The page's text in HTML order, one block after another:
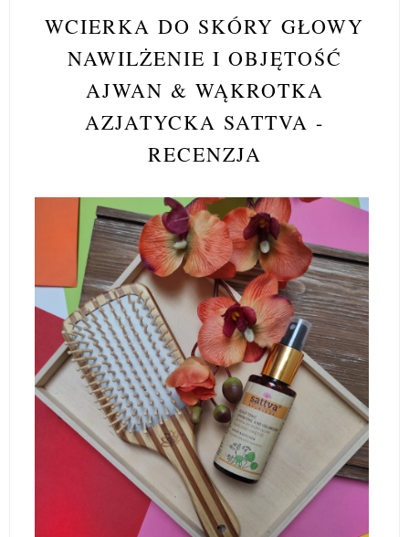
WCIERKA DO SKÓRY GŁOWY
NAWILŻENIE I OBJĘTOŚĆ
AJWAN & WĄKROTKA
AZJATYCKA SATTVA -
RECENZJA